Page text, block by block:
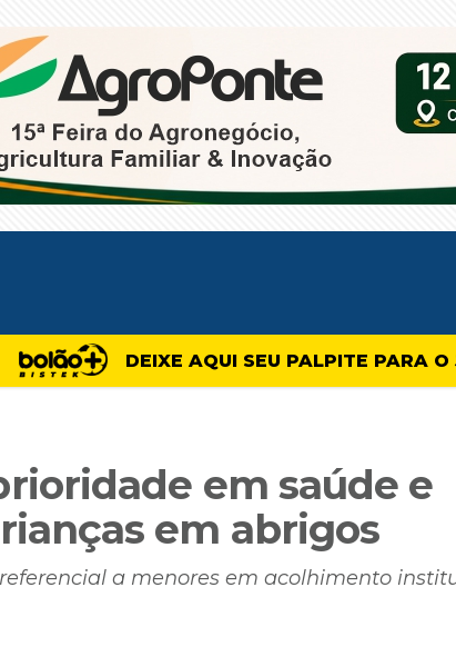
DEIXE AQUI SEU PALPITE PARA
em saúde e
em abrigos
a menores em acolhimento